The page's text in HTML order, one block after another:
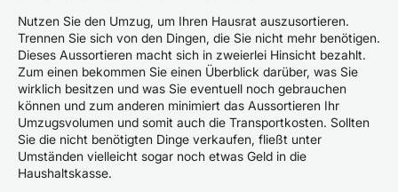
Nutzen Sie den Umzug, um Ihren Hausrat auszusortieren.
Trennen Sie sich von den Dingen, die Sie nicht mehr benötigen.
Dieses Aussortieren macht sich in zweierlei Hinsicht bezahlt.
Zum einen bekommen Sie einen Überblick darüber, was Sie
wirklich besitzen und was Sie eventuell noch gebrauchen
können und zum anderen minimiert das Aussortieren Ihr
Umzugsvolumen und somit auch die Transportkosten. Sollten
Sie die nicht benötigten Dinge verkaufen, fließt unter
Umständen vielleicht sogar noch etwas Geld in die
Haushaltskasse.